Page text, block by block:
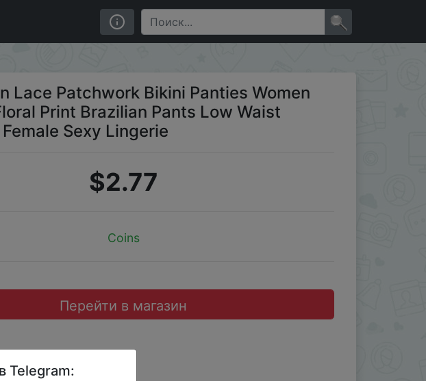
Pants Low Waist Breathable Female Sexy Lingerie
Lace Patchwork Bikini Panties Women
Print Brazilian Pants Low Waist
Sexy Lingerie
$2.77
Coins
Перейти в магазин
Telegram: